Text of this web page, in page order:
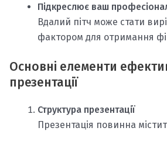
Підкреслює ваш
Вдалий пітч може стати
фактором для отримання
Основні елементи
презентації
Структура презентації
Презентація повинна